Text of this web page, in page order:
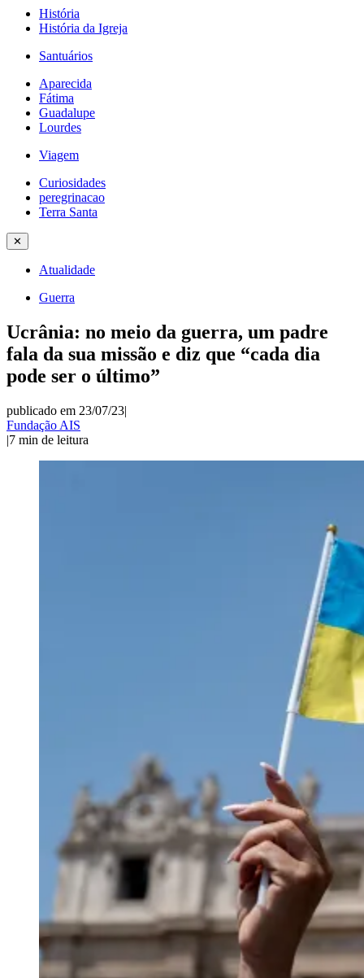
História
História da Igreja
Santuários
Aparecida
Fátima
Guadalupe
Lourdes
Viagem
Curiosidades
peregrinacao
Terra Santa
✕
Atualidade
Guerra
Ucrânia: no meio da guerra, um padre
fala da sua missão e diz que “cada dia
pode ser o último”
publicado em 23/07/23|
Fundação AIS
|7 min de leitura